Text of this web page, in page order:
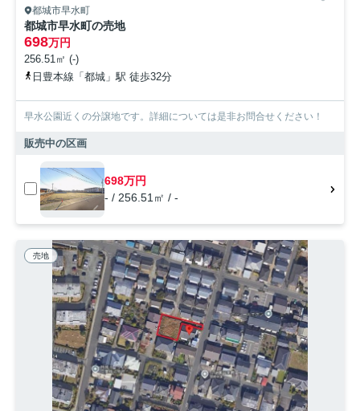
都城市早水町
都城市早水町の売地
698万円
256.51㎡ (-)
日豊本線「都城」駅 徒歩32分
早水公園近くの分譲地です。詳細については是非お問合せください！
販売中の区画
698万円
- / 256.51㎡ / -
売地